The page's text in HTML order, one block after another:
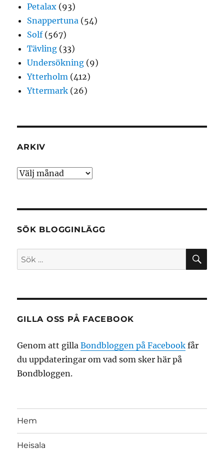
Petalax (93)
Snappertuna (54)
Solf(567)
Tävling (33)
Undersökning (9)
Ytterholm (412)
Yttermark (26)
ARKIV
Arkiv
SÖK BLOGGINLÄGG
Sök
efter:
GILLA OSS PÅ FACEBOOK
Genom att gillaBondbloggen på Facebook får
du uppdateringar om vad som sker här på
Bondbloggen.
Hem
Heisala